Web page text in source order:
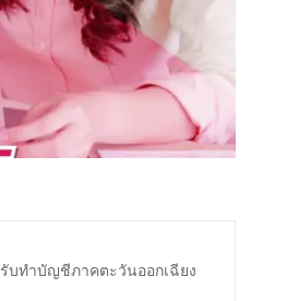
รับทำบัญชีภาคตะวันออกเฉียง